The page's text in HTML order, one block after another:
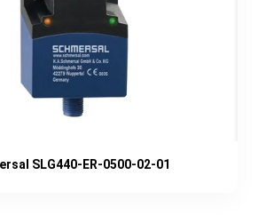
SLG440-ER-0500-02-01